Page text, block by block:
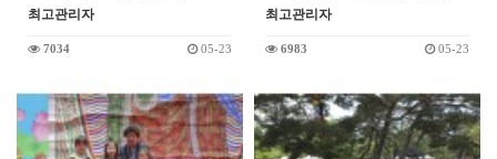
최고관리자
7034 05-23
최고관리자
6983 05-23